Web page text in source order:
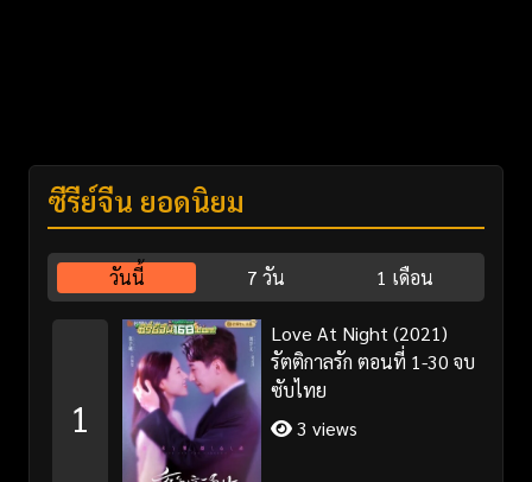
ซีรี่ย์จีน ยอดนิยม
วันนี้ 7 วัน 1 เดือน
1
Love At Night (2021)
รัตติกาลรัก ตอนที่ 1-30 จบ
ซับไทย
3 views